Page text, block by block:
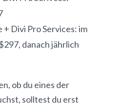
Divi Pro Services: im
danach jährlich
ob du eines der
solltest du erst